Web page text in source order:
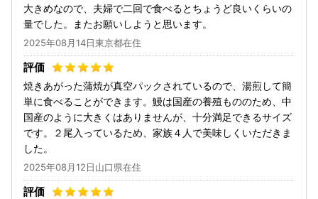
大きめなので、夫婦で二回で食べるとちょうど良いくらいの
量でした。またお願いしようと思います。
2025年08月14日東京都在住
焼きあがった蒲焼が真空パックされているので、湯煎して簡
単に食べることができます。鰻は国産の養殖もののため、中
国産のように大きくはありませんが、十分満足できるサイズ
です。２尾入っているため、家族４人で美味しくいただきま
した。
2025年08月12日山口県在住